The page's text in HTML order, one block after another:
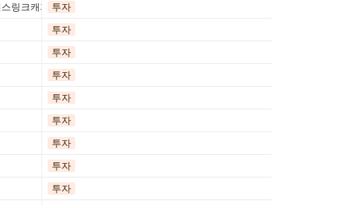
링크캐피탈인베스트먼트 대표
투자
투자
투자
투자
투자
투자
투자
투자
투자